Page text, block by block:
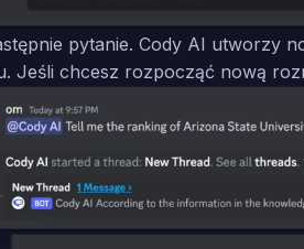
pytanie. Cody AI utworzy
Jeśli chcesz rozpocząć nową